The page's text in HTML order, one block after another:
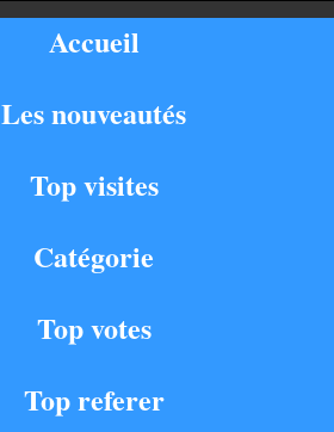
Accueil
Les nouveautés
Top visites
Catégorie
Top votes
Top referer